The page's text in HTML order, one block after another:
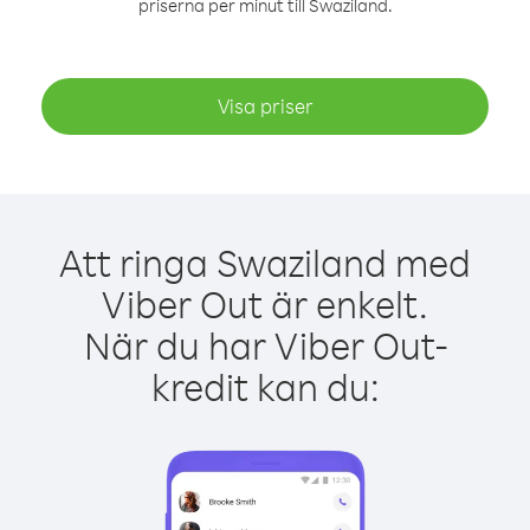
priserna per minut till Swaziland.
Visa priser
Att ringa Swaziland med
Viber Out är enkelt.
När du har Viber Out-
kredit kan du: